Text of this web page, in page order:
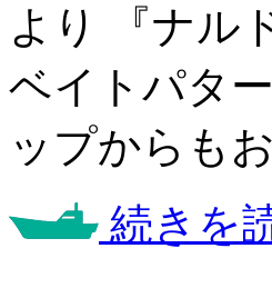
より 『ナル
ベイトパタ
ップからも
続きを